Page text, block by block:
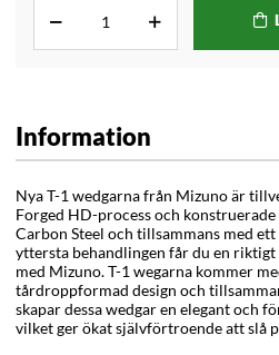
Information
Nya T-1 wedgarna från Mizuno är
Forged HD-process och
Carbon Steel och tillsammans med
yttersta behandlingen får du en
med Mizuno. T-1 wegarna kommer
tårdroppformad design och
skapar dessa wedgar en elegant och
vilket ger ökat självförtroende att slå